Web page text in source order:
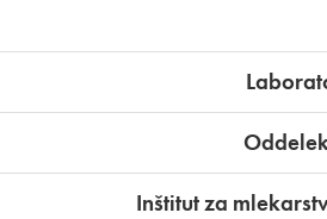
Inštitut za